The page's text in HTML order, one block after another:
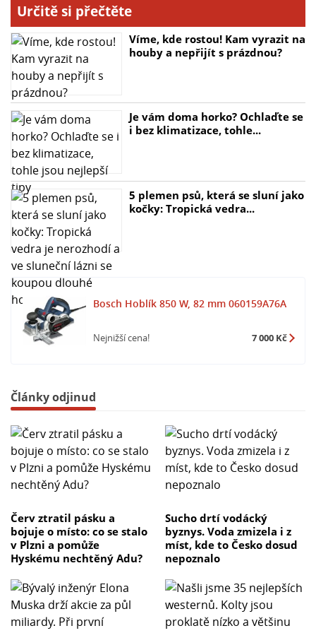
- Hmotnost: 3,2 kg
- Nastavitelná hloubka drážky: 0 – 24 mm
- Volnoběžné otáčky: 14 000 ot/min
- Hoblovací šířka: 82 mm
Určitě si přečtěte
Víme, kde rostou! Kam vyrazit na
houby a nepřijít s prázdnou?
Je vám doma horko? Ochlaďte se
i bez klimatizace, tohle...
5 plemen psů, která se sluní jako
kočky: Tropická vedra...
Bosch Hoblík 850 W, 82 mm 060159A76A
Nejnižší cena! 7 000 Kč
Články odjinud
Červ ztratil pásku a
bojuje o místo: co se stalo
v Plzni a pomůže
Hyskému nechtěný Adu?
Sucho drtí vodácký
byznys. Voda zmizela i z
míst, kde to Česko dosud
nepoznalo